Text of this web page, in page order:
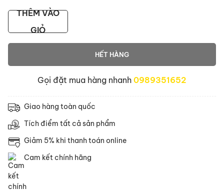
THÊM VÀO
GIỎ
HẾT HÀNG
Gọi đặt mua hàng nhanh 0989351652
Giao hàng toàn quốc
Tích điểm tất cả sản phẩm
Giảm 5% khi thanh toán online
Cam kết chính hãng